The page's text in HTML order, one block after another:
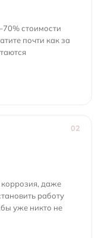
стоимости
почти как за
02
даже
работу
уже никто не